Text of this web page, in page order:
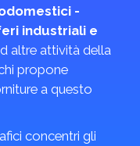
-
industriali e
altre attività della
propone
a questo
concentri gli